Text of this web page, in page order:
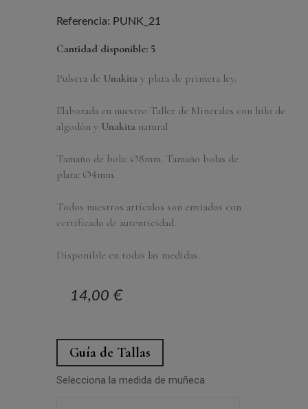
Referencia: PUNK_21
Cantidad disponible: 5
Pulsera de Unakita y plata de primera ley.
Elaborada en nuestro Taller de Minerales con hilo de
algodón y Unakita natural
Tamaño de bola: Ø8mm. Tamaño bolas de
plata: Ø4mm.
Todos nuestros artículos son enviados con
certificado de autenticidad.
Disponible en todas las medidas.
14,00 €
Guía de Tallas
Selecciona la medida de muñeca